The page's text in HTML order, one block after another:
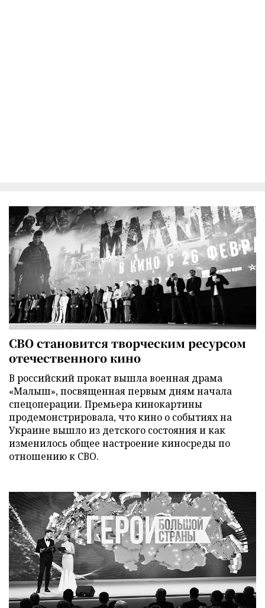
СВО становится творческим ресурсом
отечественного кино
В российский прокат вышла военная драма
«Малыш», посвященная первым дням начала
спецоперации. Премьера кинокартины
продемонстрировала, что кино о событиях на
Украине вышло из детского состояния и как
изменилось общее настроение киносреды по
отношению к СВО.